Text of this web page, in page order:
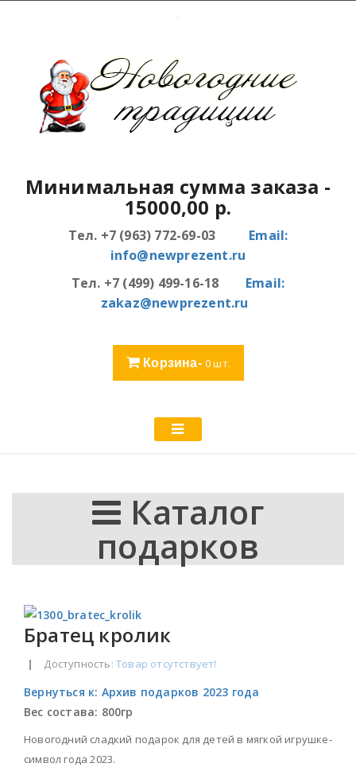
Минимальная сумма заказа -
15000,00 р.
Тел. +7 (963) 772-69-03 Email:
info@newprezent.ru
Тел. +7 (499) 499-16-18 Email:
zakaz@newprezent.ru
Корзина- 0шт.
Каталог
подарков
Братец кролик
| Доступность: Товар отсутствует!
Вернуться к: Архив подарков 2023 года
Вес состава: 800гр
Новогодний сладкий подарок для детей в мягкой игрушке-
символ года 2023.